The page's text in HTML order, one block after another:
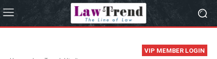
VIP MEMBER LOGIN